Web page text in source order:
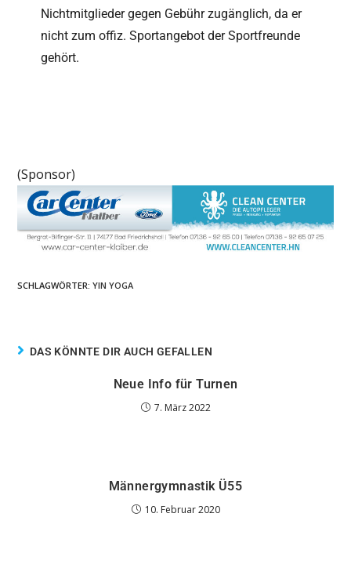
Nichtmitglieder gegen Gebühr zugänglich, da er
nicht zum offiz. Sportangebot der Sportfreunde
gehört.
(Sponsor)
SCHLAGWÖRTER:YIN YOGA
DAS KÖNNTE DIR AUCH GEFALLEN
Neue Info für Turnen
7. März 2022
Männergymnastik Ü55
10. Februar 2020